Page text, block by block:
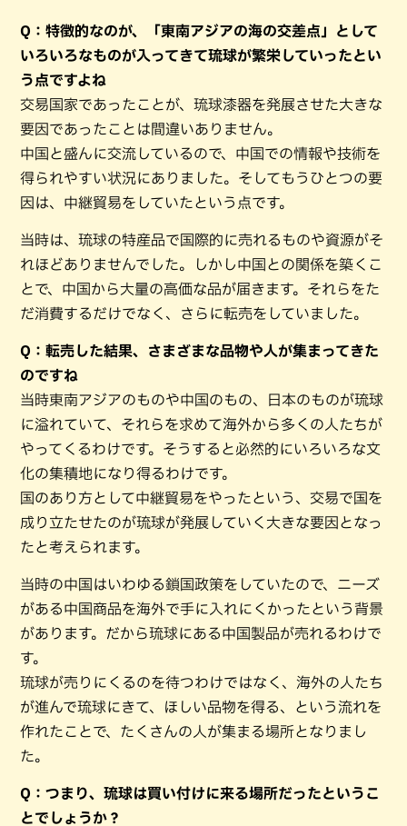
Q：特徴的なのが、「東南アジアの海の交差点」として
いろいろなものが入ってきて琉球が繁栄していったとい
う点ですよね
交易国家であったことが、琉球漆器を発展させた大きな
要因であったことは間違いありません。
中国と盛んに交流しているので、中国での情報や技術を
得られやすい状況にありました。そしてもうひとつの要
因は、中継貿易をしていたという点です。
当時は、琉球の特産品で国際的に売れるものや資源がそ
れほどありませんでした。しかし中国との関係を築くこ
とで、中国から大量の高価な品が届きます。それらをた
だ消費するだけでなく、さらに転売をしていました。
Q：転売した結果、さまざまな品物や人が集まってきた
のですね
当時東南アジアのものや中国のもの、日本のものが琉球
に溢れていて、それらを求めて海外から多くの人たちが
やってくるわけです。そうすると必然的にいろいろな文
化の集積地になり得るわけです。
国のあり方として中継貿易をやったという、交易で国を
成り立たせたのが琉球が発展していく大きな要因となっ
たと考えられます。
当時の中国はいわゆる鎖国政策をしていたので、ニーズ
がある中国商品を海外で手に入れにくかったという背景
があります。だから琉球にある中国製品が売れるわけで
す。
琉球が売りにくるのを待つわけではなく、海外の人たち
が進んで琉球にきて、ほしい品物を得る、という流れを
作れたことで、たくさんの人が集まる場所となりまし
た。
Q：つまり、琉球は買い付けに来る場所だったというこ
とでしょうか？